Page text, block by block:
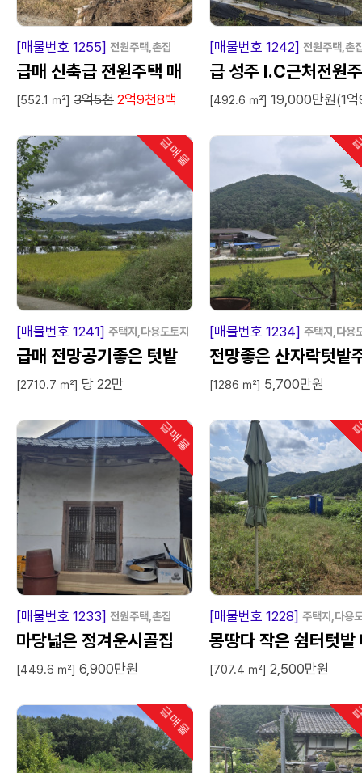
급 매 물
[매물번호 1255] 전원주택,촌집
급매 신축급 전원주택 매
매
[552.1 ㎡] 3억5천 2억9천8백
급 매
[매물번호 1242] 전원주택,촌
급 성주 I.C근처전원
매매임대
[492.6 ㎡] 19,000만원(1
급매물
인기
급 매 물
[매물번호 1241] 주택지,다용도토지
급매 전망공기좋은 텃밭
주택지
[2710.7 ㎡] 당 22만
급 매
[매물번호 1234] 주택지,다용
전망좋은 산자락텃밭
지
[1286 ㎡] 5,700만원
급매물
인기
급 매 물
[매물번호 1233] 전원주택,촌집
마당넓은 정겨운시골집
[449.6 ㎡] 6,900만원
급 매
[매물번호 1228] 주택지,다용
몽땅다 작은 쉼터텃밭
매
[707.4 ㎡] 2,500만원
급매물
인기